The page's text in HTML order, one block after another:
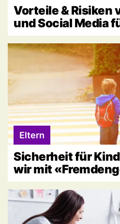
Vorteile & Risiken
und Social Media
Eltern
Sicherheit für
wir mit